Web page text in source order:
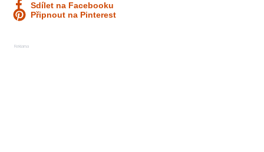
Sdílet na Facebooku
Připnout na Pinterest
Reklama